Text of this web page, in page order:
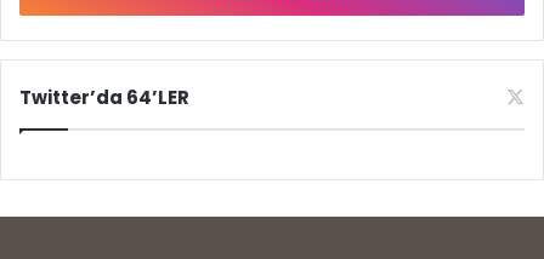
Twitter’da 64’LER